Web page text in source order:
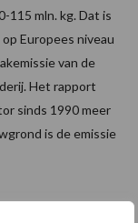
115 mln. kg. Dat is
Europees niveau
van de
Het rapport
sinds 1990 meer
is de emissie